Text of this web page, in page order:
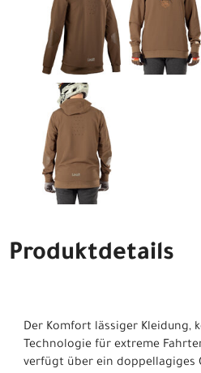
Produktdetails
Der Komfort lässiger Kleidung,
Technologie für extreme
verfügt über ein doppellagiges